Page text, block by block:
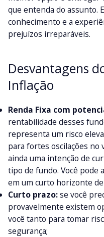
que entenda do assunto.
conhecimento e a
prejuízos irreparáveis.
Desvantagens
Inflação
Renda Fixa com
rentabilidade desses
representa um risco
para fortes oscilações
ainda uma intenção de
tipo de fundo. Você pode
em um curto horizonte
Curto prazo:se você
provavelmente existem
você tanto para tomar
segurança;